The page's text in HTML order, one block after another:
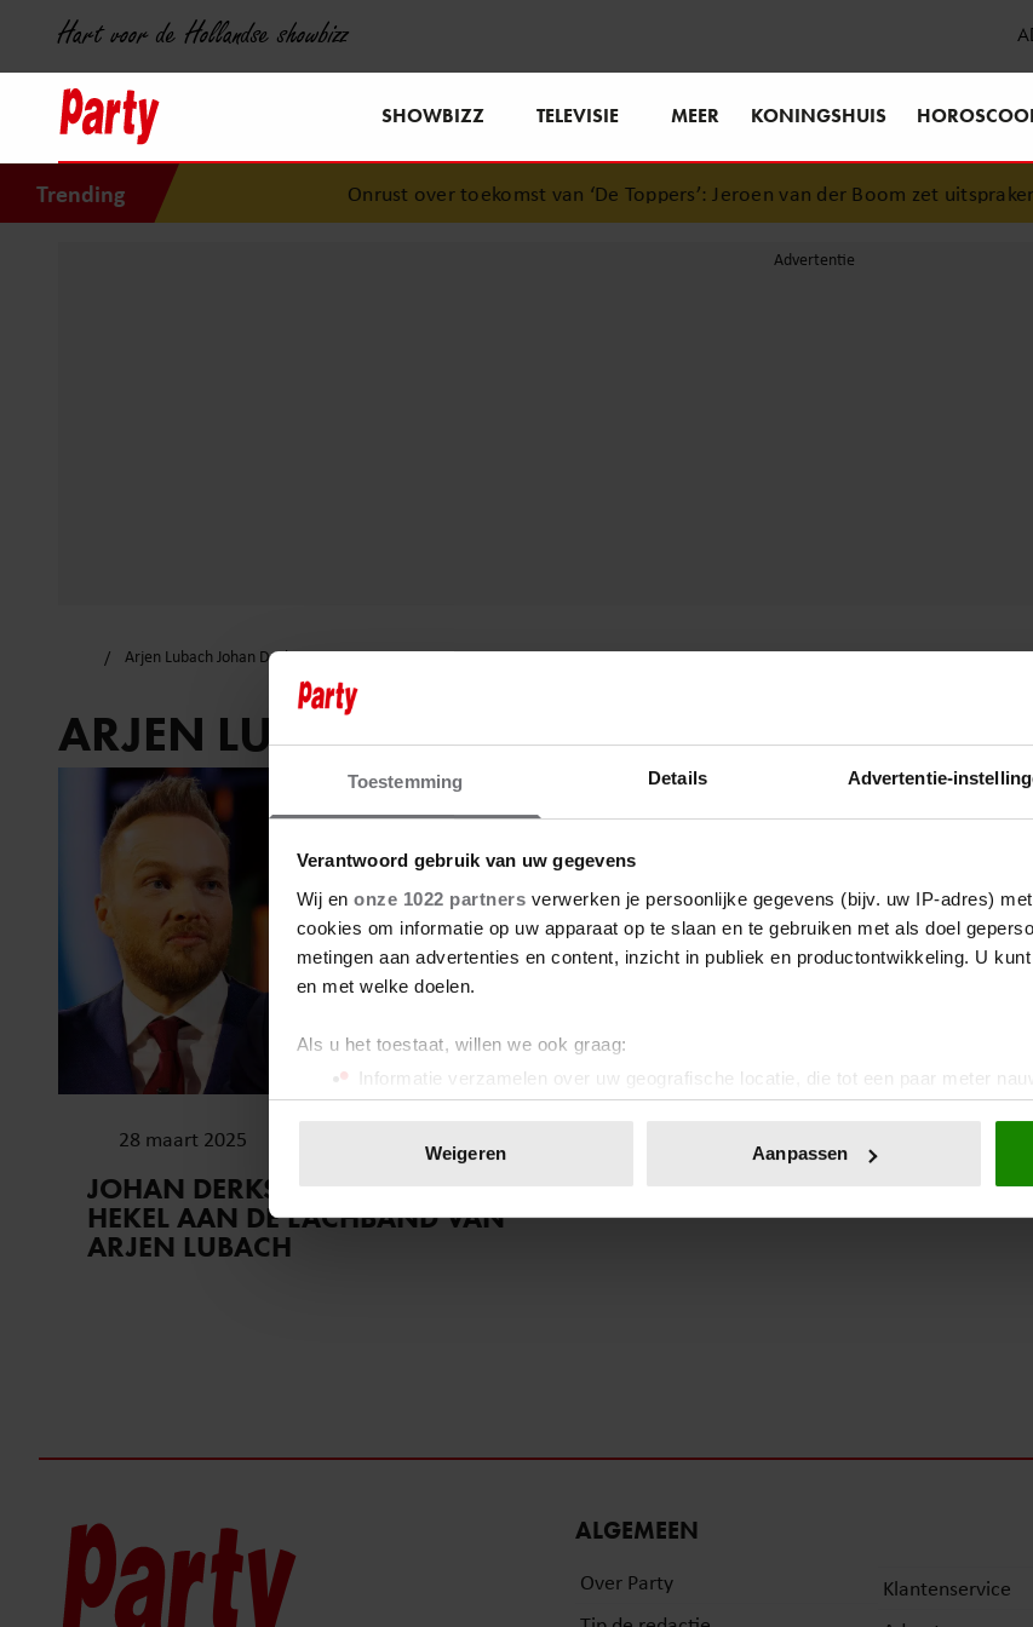
Toestemming Details Advertentie-
Verantwoord gebruik van uw gegevens
Wij en onze 1022 partners verwerken je persoonlijke gegevens (bijv. uw IP-adres)
cookies om informatie op uw apparaat op te slaan en te gebruiken met als doel
metingen aan advertenties en content, inzicht in publiek en productontwikkeling. U
en met welke doelen.
Als u het toestaat, willen we ook graag:
Informatie verzamelen over uw geografische locatie, die tot een paar meter
Uw apparaat identificeren door het actief te scannen op specifieke
toestemming op elk moment wijzigen of intrekken in de Cookieverklaring.
We gebruiken cookies om content en advertenties te personaliseren, om functies voor
Weigeren Aanpassen
Hart voor de Hollandse showbizz
SHOWBIZZ TELEVISIE MEER KONINGSHUIS
Trending Onrust over toekomst van ‘De Toppers’: Jeroen van der Boom zet uitspraken
Arjen Lubach Johan Derksen
ARJEN LUBACH JOHAN DERKSEN
28 maart 2025
JOHAN DERKSEN HEEFT EEN
HEKEL AAN DE LACHBAND VAN
ARJEN LUBACH
ALGEMEEN
Over Party
Klantenservice